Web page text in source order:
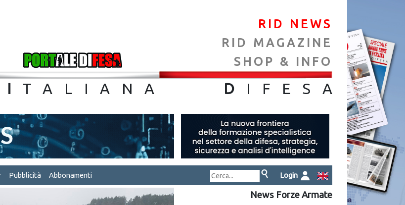
RID NEWS
RID MAGAZINE
SHOP & INFO
I TALIANA D IFES A
Pubblicità Abbonamenti Login
News Forze Armate